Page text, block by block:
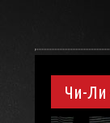
Чи-Ли